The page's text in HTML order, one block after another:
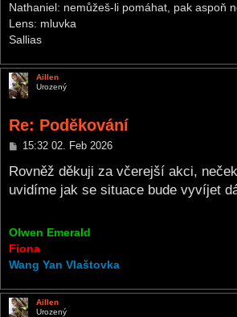
Nathaniel: nemůžeš-li pomáhat, pak aspoň
Lens: mluvka
Sallias
Aillen
Urozený
Re: Poděkování
P
s
15:32 02. Feb 2026
Rovněž děkuji za včerejší akci,
uvidíme jak se situace bude vyvíjet
Olwen Emerald
Fiona
Wang Yan Vlaštovka
Aillen
Urozený